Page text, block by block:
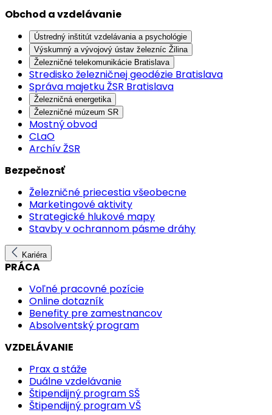
Obchod a vzdelávanie
Ústredný inštitút vzdelávania a psychológie
Výskumný a vývojový ústav železníc Žilina
Železničné telekomunikácie Bratislava
Stredisko železničnej geodézie Bratislava
Správa majetku ŽSR Bratislava
Železničná energetika
Železničné múzeum SR
Mostný obvod
CLaO
Archív ŽSR
Bezpečnosť
Železničné priecestia všeobecne
Marketingové aktivity
Strategické hlukové mapy
Stavby v ochrannom pásme dráhy
Kariéra
PRÁCA
Voľné pracovné pozície
Online dotazník
Benefity pre zamestnancov
Absolventský program
VZDELÁVANIE
Prax a stáže
Duálne vzdelávanie
Štipendijný program SŠ
Štipendijný program VŠ